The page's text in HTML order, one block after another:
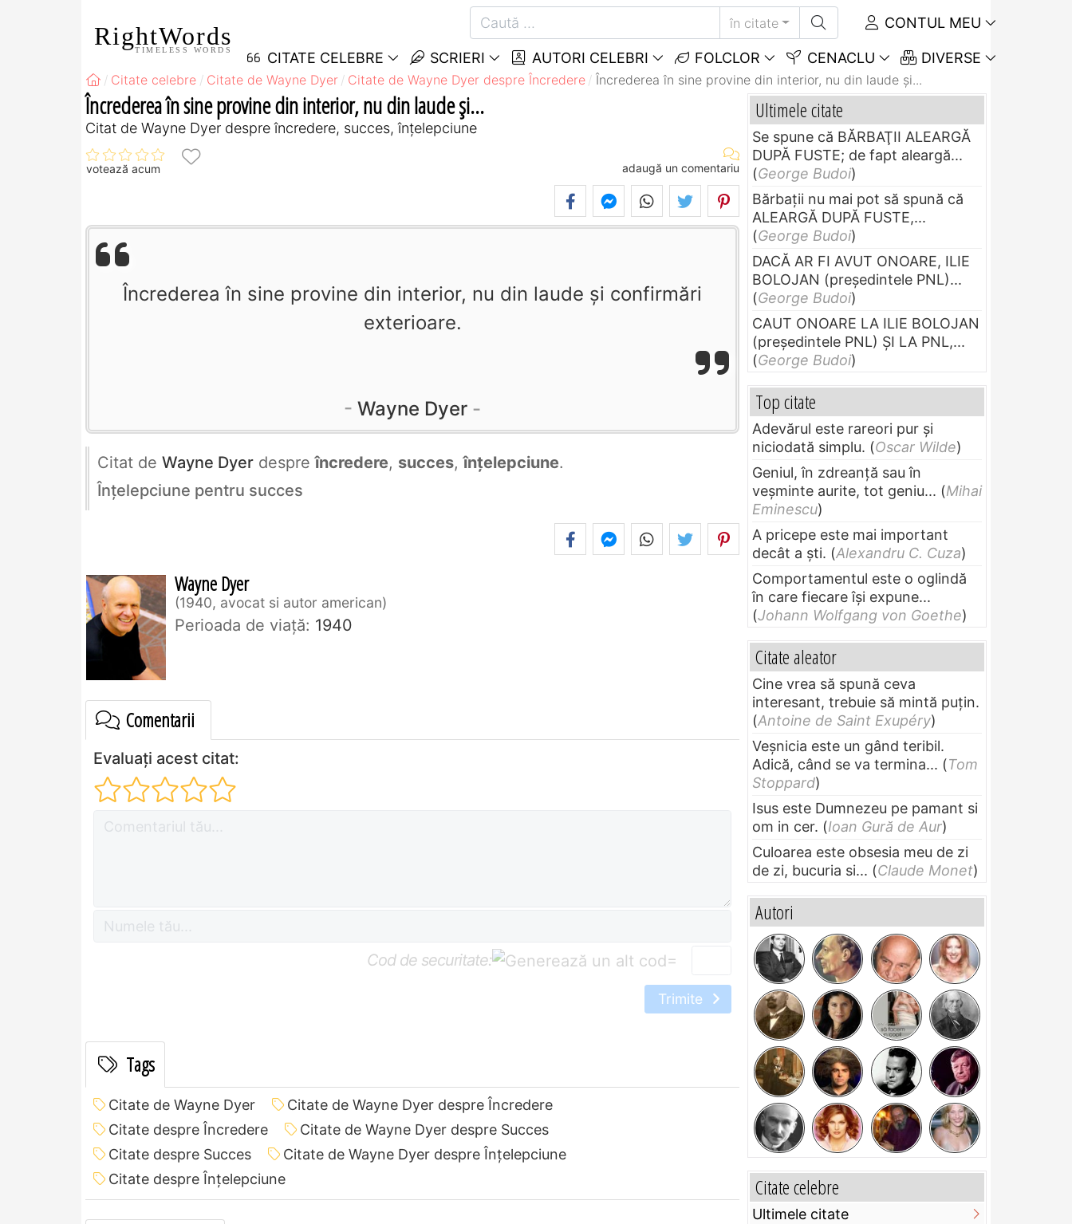
RightWords
TIMELESS WORDS
în citate CONTUL MEU
CITATE CELEBRE SCRIERI AUTORI CELEBRI FOLCLOR CENACLU DIVERSE
Citate celebre Citate de Wayne Dyer Citate de Wayne Dyer despre Încredere Încrederea în sine provine din interior, nu din laude şi...
Încrederea în sine provine din interior, nu din laude şi...
Citat de Wayne Dyer despre încredere, succes, înțelepciune
votează acum adaugă un comentariu
Încrederea în sine provine din interior, nu din laude şi confirmări
exterioare.
Wayne Dyer
Citat de Wayne Dyer despreîncredere, succes,înțelepciune.
Înţelepciune pentru succes
Wayne Dyer
1940, avocat si autor american
Perioada de viaţă: 1940
Comentarii
Evaluați acest citat:
Cod de securitate: =
Trimite
Tags
Citate de Wayne Dyer
Citate de Wayne Dyer despre Încredere
Citate despre Încredere
Citate de Wayne Dyer despre Succes
Citate despre Succes
Citate de Wayne Dyer despre Înțelepciune
Citate despre Înțelepciune
Ultimele citate
Se spune că BĂRBAŢII ALEARGĂ
DUPĂ FUSTE; de fapt aleargă...
(George Budoi)
Bărbaţii nu mai pot să spună că
ALEARGĂ DUPĂ FUSTE,...
(George Budoi)
DACĂ AR FI AVUT ONOARE, ILIE
BOLOJAN (preşedintele PNL)...
(George Budoi)
CAUT ONOARE LA ILIE BOLOJAN
(preşedintele PNL) ŞI LA PNL,...
(George Budoi)
Top citate
Adevărul este rareori pur și
niciodată simplu. (Oscar Wilde)
Geniul, în zdreanţă sau în
veşminte aurite, tot geniu... (Mihai
Eminescu)
A pricepe este mai important
decât a ști. (Alexandru C. Cuza)
Comportamentul este o oglindă
în care fiecare își expune...
(Johann Wolfgang von Goethe)
Citate aleator
Cine vrea să spună ceva
interesant, trebuie să mintă puțin.
(Antoine de Saint Exupéry)
Veșnicia este un gând teribil.
Adică, când se va termina... (Tom
Stoppard)
Isus este Dumnezeu pe pamant si
om in cer. (Ioan Gură de Aur)
Culoarea este obsesia meu de zi
de zi, bucuria si... (Claude Monet)
Autori
Citate celebre
Ultimele citate